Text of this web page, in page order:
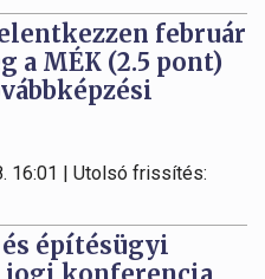
február
a MÉK (2.5 pont)
16:01 | Utolsó frissítés:
építésügyi